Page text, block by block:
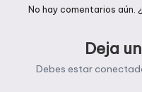
No hay comentarios aún.
Deja
Debes estar